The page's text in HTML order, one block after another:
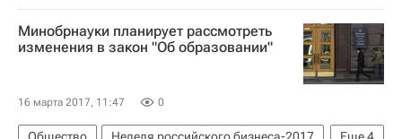
Сергей Кравцов
Федеральная служба по надзору в сфере образования и науки (Рособрнадзор)
ЕГЭ-2017
Россия
Минобрнауки планирует рассмотреть
изменения в закон "Об образовании"
16 марта 2017, 11:47 0
Еще4
Общество
Неделя российского бизнеса-2017